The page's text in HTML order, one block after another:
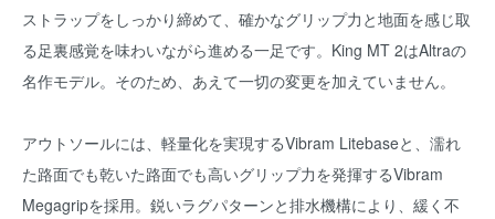
ストラップをしっかり締めて、確かなグリップ力と地面を感じ取
る足裏感覚を味わいながら進める一足です。King MT 2はAltraの
名作モデル。そのため、あえて一切の変更を加えていません。
アウトソールには、軽量化を実現するVibram Litebaseと、濡れ
た路面でも乾いた路面でも高いグリップ力を発揮するVibram
Megagripを採用。鋭いラグパターンと排水機構により、緩く不